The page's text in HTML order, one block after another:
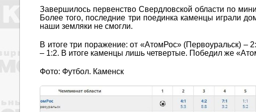
Завершилось первенство Свердловской области по
Более того, последние три поединка каменцы играли
наши земляки не смогли.
В итоге три поражение: от «АтомРос» (Первоуральск)
– 1:2. В итоге каменцы лишь четвертые. Победил же
Фото: Футбол. Каменск